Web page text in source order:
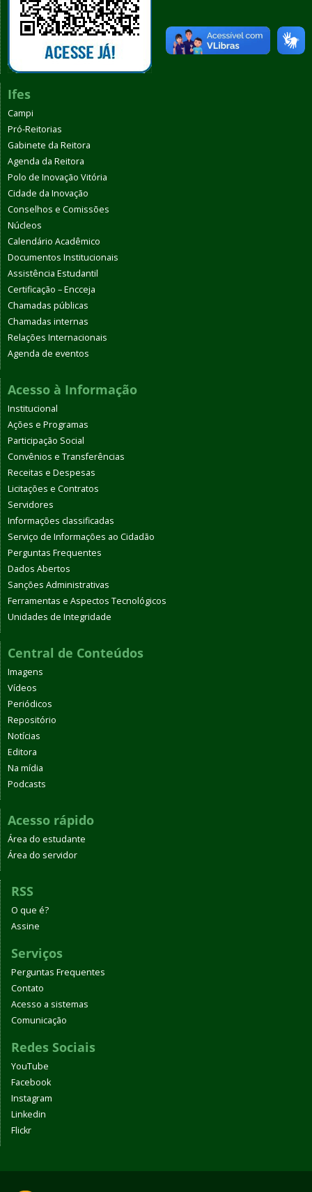
Ifes
Campi
Pró-Reitorias
Gabinete da Reitora
Agenda da Reitora
Polo de Inovação Vitória
Cidade da Inovação
Conselhos e Comissões
Núcleos
Calendário Acadêmico
Documentos Institucionais
Assistência Estudantil
Certificação – Encceja
Chamadas públicas
Chamadas internas
Relações Internacionais
Agenda de eventos
Acesso à Informação
Institucional
Ações e Programas
Participação Social
Convênios e Transferências
Receitas e Despesas
Licitações e Contratos
Servidores
Informações classificadas
Serviço de Informações ao Cidadão
Perguntas Frequentes
Dados Abertos
Sanções Administrativas
Ferramentas e Aspectos Tecnológicos
Unidades de Integridade
Central de Conteúdos
Imagens
Vídeos
Periódicos
Repositório
Notícias
Editora
Na mídia
Podcasts
Acesso rápido
Área do estudante
Área do servidor
RSS
O que é?
Assine
Serviços
Perguntas Frequentes
Contato
Acesso a sistemas
Comunicação
Redes Sociais
YouTube
Facebook
Instagram
Linkedin
Flickr